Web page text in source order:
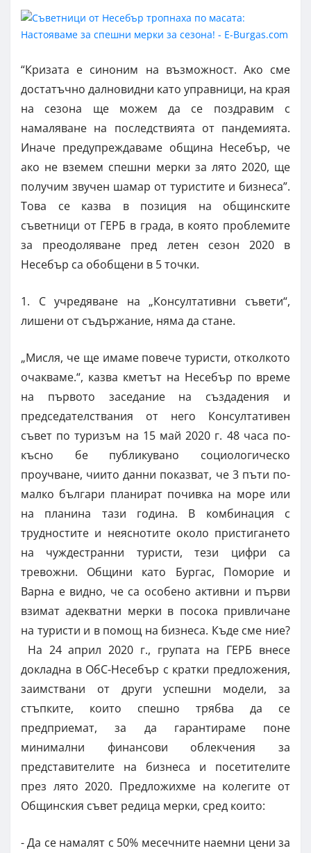
“Кризата е синоним на възможност. Ако сме
достатъчно далновидни като управници, на края
на сезона ще можем да се поздравим с
намаляване на последствията от пандемията.
Иначе предупреждаваме община Несебър, че
ако не вземем спешни мерки за лято 2020, ще
получим звучен шамар от туристите и бизнеса”.
Това се казва в позиция на общинските
съветници от ГЕРБ в града, в която проблемите
за преодоляване пред летен сезон 2020 в
Несебър са обобщени в 5 точки.
1. С учредяване на „Консултативни съвети“,
лишени от съдържание, няма да стане.
„Мисля, че ще имаме повече туристи, отколкото
очакваме.“, казва кметът на Несебър по време
на първото заседание на създадения и
председателствания от него Консултативен
съвет по туризъм на 15 май 2020 г. 48 часа по-
късно бе публикувано социологическо
проучване, чиито данни показват, че 3 пъти по-
малко българи планират почивка на море или
на планина тази година. В комбинация с
трудностите и неяснотите около пристигането
на чуждестранни туристи, тези цифри са
тревожни. Общини като Бургас, Поморие и
Варна е видно, че са особено активни и първи
взимат адекватни мерки в посока привличане
на туристи и в помощ на бизнеса. Къде сме ние?
На 24 април 2020 г., групата на ГЕРБ внесе
докладна в ОбС-Несебър с кратки предложения,
заимствани от други успешни модели, за
стъпките, които спешно трябва да се
предприемат, за да гарантираме поне
минимални финансови облекчения за
представителите на бизнеса и посетителите
през лято 2020. Предложихме на колегите от
Общинския съвет редица мерки, сред които:
- Да се намалят с 50% месечните наемни цени за